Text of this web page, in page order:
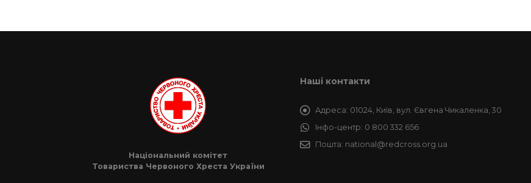
Національний комітет
Товариства Червоного Хреста України
Наші контакти
Адреса: 01024, Київ, вул. Євгена Чикаленка, 30
Інфо-центр: 0 800 332 656
Пошта: national@redcross.org.ua